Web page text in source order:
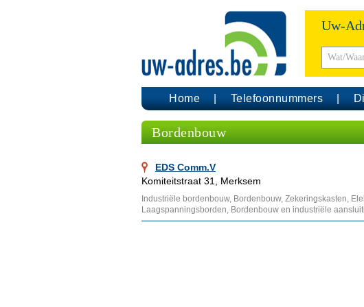
Uw-
Home Telefoonnummers
Bordenbouw
EDS Comm.V
Komiteitstraat 31, Merksem
Industriële bordenbouw, Bordenbouw, Zekeringskasten,
Laagspanningsborden, Bordenbouw en industriële